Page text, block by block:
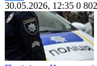
Share
30.05.2026, 12:35 0 802